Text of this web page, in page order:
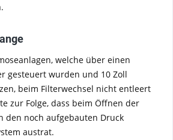
welche über einen
gesteuert wurden und 10 Zoll
beim Filterwechsel nicht entleert
zur Folge, dass beim Öffnen der
den noch aufgebauten Druck
austrat.